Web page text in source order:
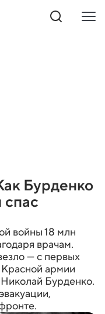
Бурденко
войны 18 млн
врачам.
— с первых
армии
Бурденко.